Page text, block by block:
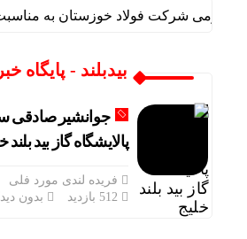
عمومی شرکت فولاد خوزستان به مناسبت
بیدبلند - پایگاه
جوانشیر
پالایشگاه گاز بید
فریده لندی مورد فلی
بدون